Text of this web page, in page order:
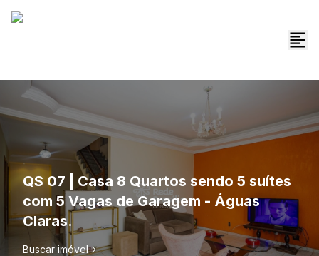
QS 07 | Casa 8 Quartos sendo 5 suítes
com 5 Vagas de Garagem - Águas
Claras.
Buscar imóvel